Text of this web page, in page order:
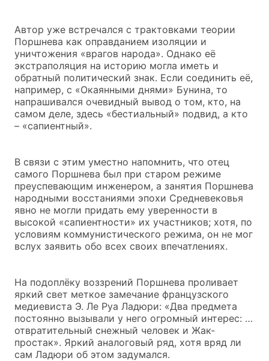
Автор уже встречался с трактовками теории
Поршнева как оправданием изоляции и
уничтожения «врагов народа». Однако её
экстраполяция на историю могла иметь и
обратный политический знак. Если соединить её,
например, с «Окаянными днями» Бунина, то
напрашивался очевидный вывод о том, кто, на
самом деле, здесь «бестиальный» подвид, а кто
– «сапиентный».
В связи с этим уместно напомнить, что отец
самого Поршнева был при старом режиме
преуспевающим инженером, а занятия Поршнева
народными восстаниями эпохи Средневековья
явно не могли придать ему уверенности в
высокой «сапиентности» их участников; хотя, по
условиям коммунистического режима, он не мог
вслух заявить обо всех своих впечатлениях.
На подоплёку воззрений Поршнева проливает
яркий свет меткое замечание французского
медиевиста Э. Ле Руа Ладюри: «Два предмета
постоянно вызывали у него огромный интерес: …
отвратительный снежный человек и Жак-
простак». Яркий аналоговый ряд, хотя вряд ли
сам Ладюри об этом задумался.